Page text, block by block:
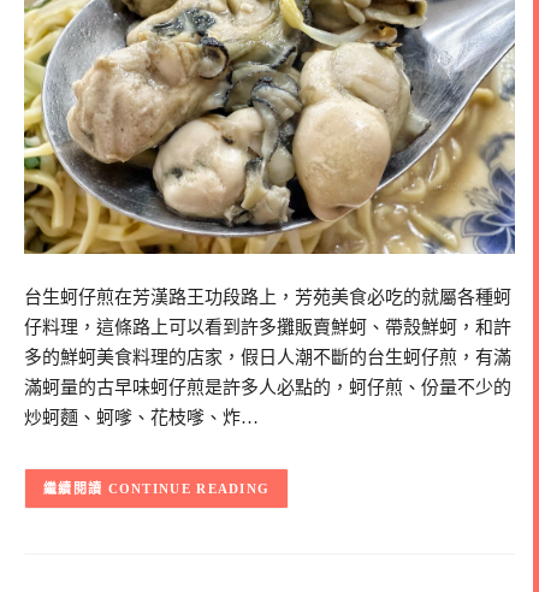
台生蚵仔煎在芳漢路王功段路上，芳苑美食必吃的就屬各種蚵
仔料理，這條路上可以看到許多攤販賣鮮蚵、帶殼鮮蚵，和許
多的鮮蚵美食料理的店家，假日人潮不斷的台生蚵仔煎，有滿
滿蚵量的古早味蚵仔煎是許多人必點的，蚵仔煎、份量不少的
炒蚵麵、蚵嗲、花枝嗲、炸…
CONTINUE READING